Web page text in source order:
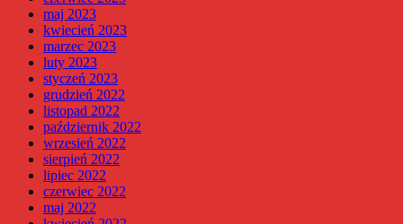
maj 2023
kwiecień 2023
marzec 2023
luty 2023
styczeń 2023
grudzień 2022
listopad 2022
październik 2022
wrzesień 2022
sierpień 2022
lipiec 2022
czerwiec 2022
maj 2022